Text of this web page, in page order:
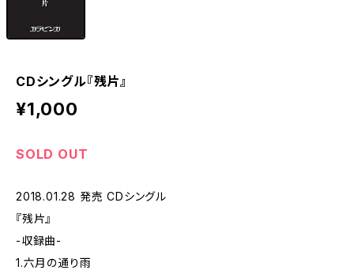
CDシングル『残片』
¥1,000
SOLD OUT
2018.01.28 発売 CDシングル
『残片』
-収録曲-
1.六月の通り雨